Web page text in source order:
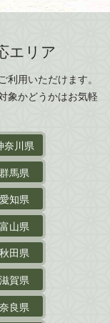
エリア
用いただけます。
象かどうかはお気軽
奈川県
群馬県
愛知県
富山県
秋田県
滋賀県
奈良県